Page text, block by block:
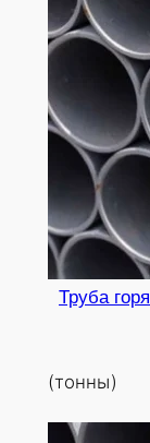
Труба
(тонны)